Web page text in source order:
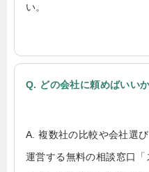
い。
Q. どの会社に頼めばいい
A. 複数社の比較や会社選
運営する無料の相談窓口